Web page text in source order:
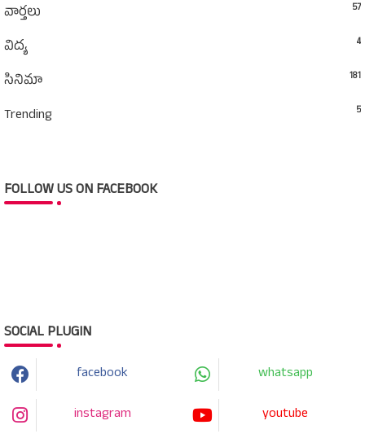
వార్తలు 57
విద్య 4
సినిమా 181
Trending 5
FOLLOW US ON FACEBOOK
SOCIAL PLUGIN
facebook whatsapp
instagram youtube